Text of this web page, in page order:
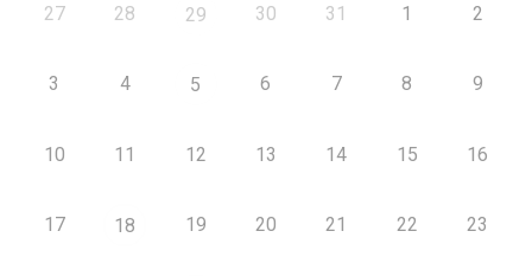
27 28 29 30 31 1 2
3 4 5 6 7 8 9
10 11 12 13 14 15 16
17 18 19 20 21 22 23